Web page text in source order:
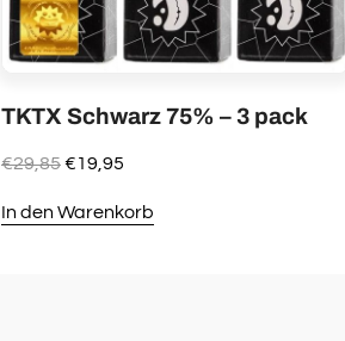
TKTX Schwarz 75% – 3 pack
€29,85Ursprünglicher
war:
€19,95
ist:
In den Warenkorb